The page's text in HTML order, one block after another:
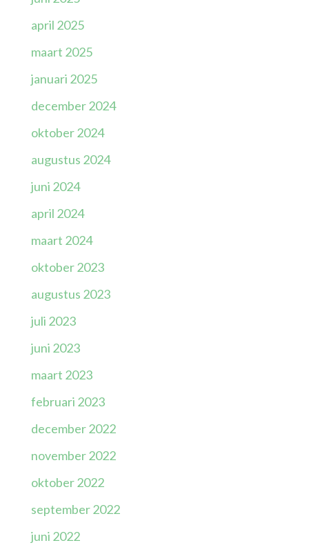
april 2025
maart 2025
januari 2025
december 2024
oktober 2024
augustus 2024
juni 2024
april 2024
maart 2024
oktober 2023
augustus 2023
juli 2023
juni 2023
maart 2023
februari 2023
december 2022
november 2022
oktober 2022
september 2022
juni 2022